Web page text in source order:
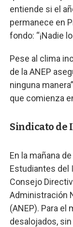
entiende si el
permanece en
fondo: “¡Nadie
Pese al clima
de la ANEP
ninguna
que comienza
Sindicato de
En la mañana
Estudiantes del
Consejo
Administración
(ANEP). Para el
desalojados,